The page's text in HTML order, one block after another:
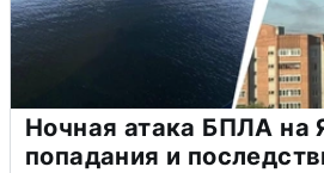
Ночная атака БПЛА на
попадания и